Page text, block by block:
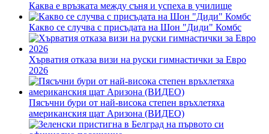
Каква е връзката между съня и успеха в училище
Какво се случва с присъдата на Шон "Диди" Комбс
Хърватия отказа визи на руски гимнастички за Евро
2026
Пясъчни бури от най-висока степен връхлетяха
американския щат Аризона (ВИДЕО)